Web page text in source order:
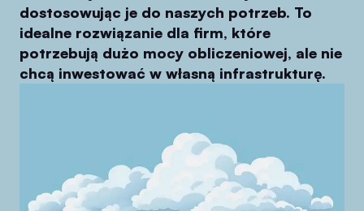
dostosowując je do naszych potrzeb. To
idealne rozwiązanie dla firm, które
potrzebują dużo mocy obliczeniowej, ale nie
chcą inwestować w własną infrastrukturę.